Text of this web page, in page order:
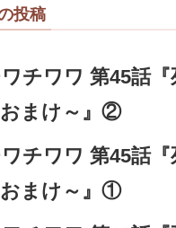
投稿
チワワ 第45話『
まけ～』②
チワワ 第45話『
まけ～』①